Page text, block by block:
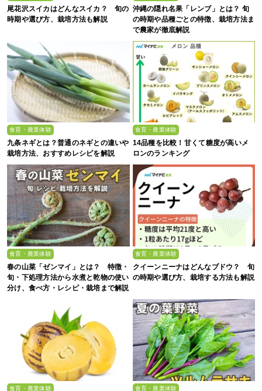
尾花沢スイカはどんなスイカ？ 旬の
時期や選び方、栽培方法も解説
沖縄の隠れ名果「レンブ」とは？ 旬
の時期や品種ごとの特徴、栽培方法ま
で農家が徹底解説
食育・農業体験
九条ネギとは？普通のネギとの違いや
栽培方法、おすすめレシピを解説
食育・農業体験
14品種を比較！甘くて糖度が高いメ
ロンのランキング
食育・農業体験
春の山菜「ゼンマイ」とは？ 特徴・
旬・下処理方法から水煮と乾物の使い
分け、食べ方・レシピ・栽培まで解説
食育・農業体験
クイーンニーナはどんなブドウ？ 旬
の時期や選び方、栽培する方法も解説
食育・農業体験 食育・農業体験